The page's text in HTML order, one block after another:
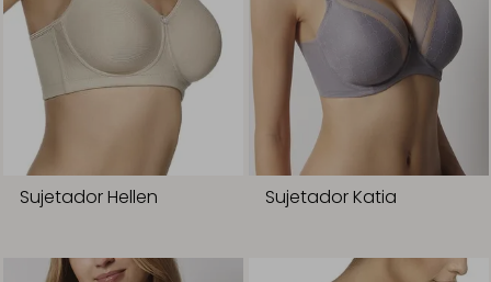
Sujetador Hellen Sujetador Katia